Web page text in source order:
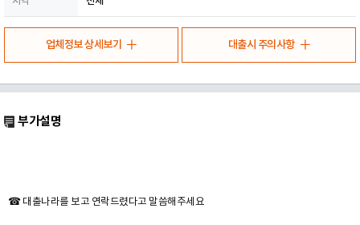
업체정보 상세보기 대출시 주의사항
부가설명
☎ 대출나라를 보고 연락드렸다고 말씀해주세요